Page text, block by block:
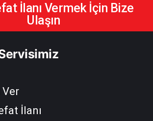
İlanı Vermek İçin Bize
Ulaşın
Ver
İlanı